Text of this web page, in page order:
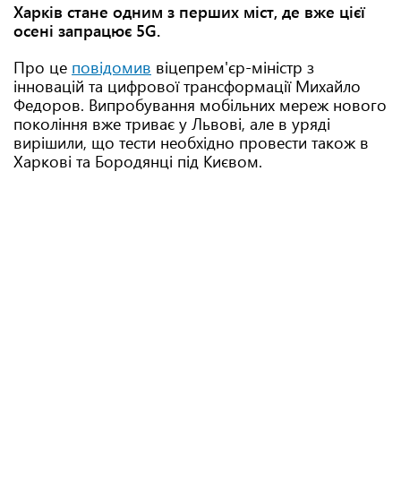
Харків стане одним з перших міст, де вже цієї
осені запрацює 5G.
Про це повідомив віцепрем'єр-міністр з
інновацій та цифрової трансформації Михайло
Федоров. Випробування мобільних мереж нового
покоління вже триває у Львові, але в уряді
вирішили, що тести необхідно провести також в
Харкові та Бородянці під Києвом.